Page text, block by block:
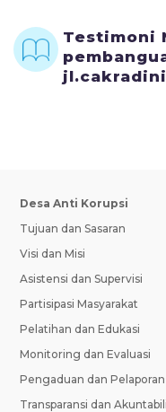
Testimoni
Desa Anti Korupsi
Tujuan dan Sasaran
Visi dan Misi
Asistensi dan Supervisi
Partisipasi Masyarakat
Pelatihan dan Edukasi
Monitoring dan Evaluasi
Pengaduan dan Pelaporan
Transparansi dan